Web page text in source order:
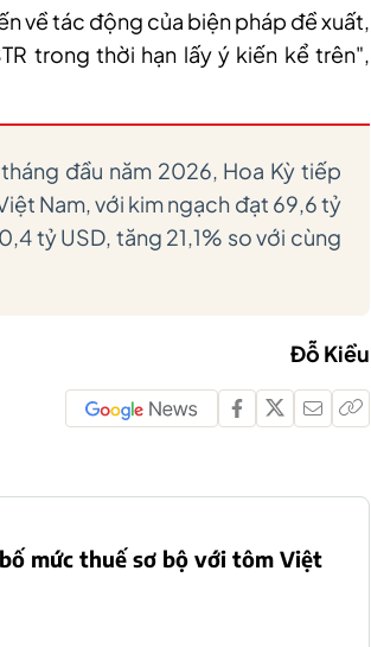
về tác động của biện pháp đề xuất,
trong thời hạn lấy ý kiến kể trên",
đầu năm 2026, Hoa Kỳ tiếp
Nam, với kim ngạch đạt 69,6 tỷ
tỷ USD, tăng 21,1% so với cùng
Đỗ Kiều
mức thuế sơ bộ với tôm Việt